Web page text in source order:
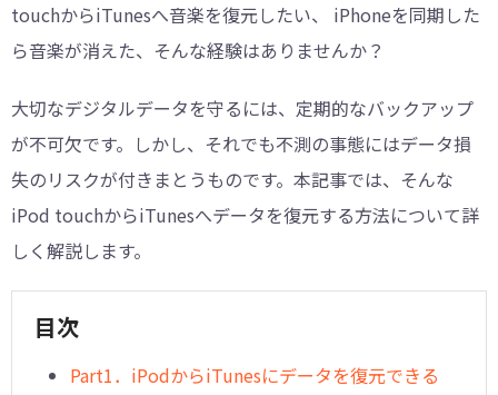
touchからiTunesへ音楽を復元したい、 iPhoneを同期した
ら音楽が消えた、そんな経験はありませんか？
大切なデジタルデータを守るには、定期的なバックアップ
が不可欠です。しかし、それでも不測の事態にはデータ損
失のリスクが付きまとうものです。本記事では、そんな
iPod touchからiTunesへデータを復元する方法について詳
しく解説します。
目次
︎Part1．iPodからiTunesにデータを復元できる